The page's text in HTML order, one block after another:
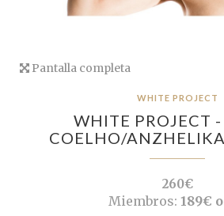
Pantalla completa
WHITE PROJECT
WHITE PROJECT
COELHO/
260€
Miembros: 189€ o